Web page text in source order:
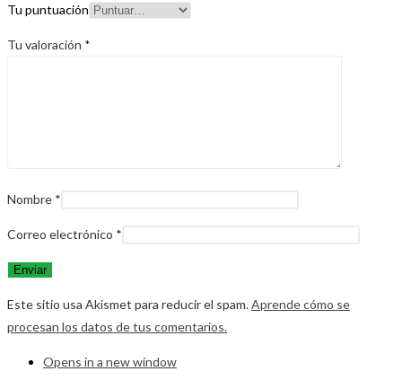
Tu puntuación
Tu valoración *
Nombre *
Correo electrónico *
Este sitio usa Akismet para reducir el spam.Aprende cómo se
procesan los datos de tus comentarios.
Opens in a new window